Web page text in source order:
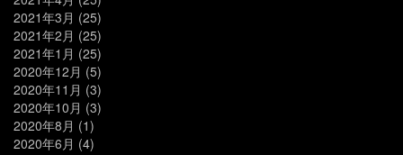
2021年3月 (25)
2021年2月 (25)
2021年1月 (25)
2020年12月 (5)
2020年11月 (3)
2020年10月 (3)
2020年8月 (1)
2020年6月 (4)